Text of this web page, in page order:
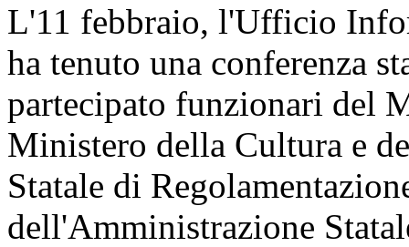
L'11 febbraio, l'Ufficio
ha tenuto una conferenza
partecipato funzionari del
Ministero della Cultura e
Statale di
dell'Amministrazione